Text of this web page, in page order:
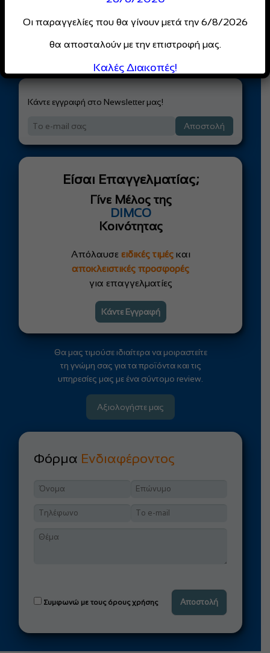
τραβάμε το σωληνάκι.
Κάντε εγγραφή στο Newsletter μας!
Αποστολή
Είσαι Επαγγελματίας;
Γίνε Μέλος της
DIMCO
Κοινότητας
Απόλαυσε ειδικές τιμέςκαι
αποκλειστικές προσφορές
για επαγγελματίες
Κάντε Εγγραφή
Θα μας τιμούσε ιδιαίτερα να μοιραστείτε
τη γνώμη σας για τα προϊόντα και τις
υπηρεσίες μας με ένα σύντομο review.
Αξιολογήστε μας
Φόρμα Ενδιαφέροντος
Συμφωνώ με τους όρους χρήσης
Οι παραγγελίες που θα γίνουν μετά την 6/8/2026
θα αποσταλούν με την επιστροφή μας.
Καλές Διακοπές!